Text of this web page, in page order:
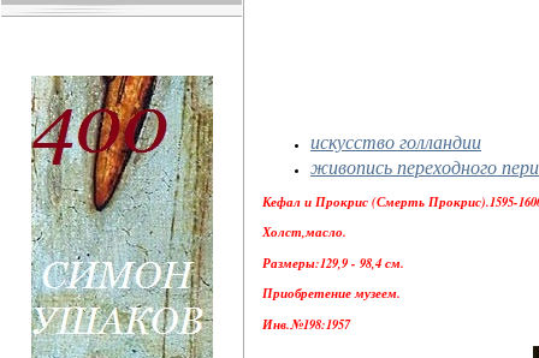
искусство голландии
живопись переходного
Кефал и Прокрис (Смерть Прокрис).1595-
Холст,масло.
Размеры:129,9 - 98,4 см.
Приобретение музеем.
Инв.№198:1957